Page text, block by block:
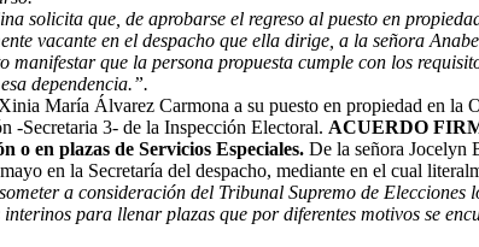
solicita que, de aprobarse el regreso al puesto en
vacante en el despacho que ella dirige, a la señora
que la persona propuesta cumple con los
dependencia.”.
María Álvarez Carmona a su puesto en propiedad en
-Secretaria 3- de la Inspección Electoral. ACUERDO
en plazas de Servicios Especiales. De la señora Jocelyn
en la Secretaría del despacho, mediante en el cual
a consideración del Tribunal Supremo de
para llenar plazas que por diferentes motivos se